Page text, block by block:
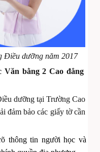
Điều dưỡng năm 2017
Văn bằng 2 Cao đẳng
dưỡng tại Trường Cao
đảm bảo các giấy tờ cần
thông tin người học và